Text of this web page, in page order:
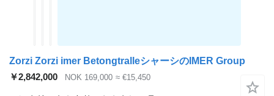
Zorzi Zorzi imer BetongtralleシャーシのIMER Group
￥2,842,000
NOK 169,000 ≈ €15,450